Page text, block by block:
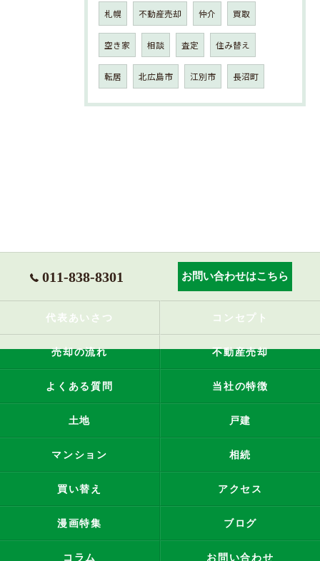
札幌 不動産売却 仲介 買取
空き家 相談 査定 住み替え
転居 北広島市 江別市 長沼町
011-838-8301 お問い合わせはこちら
代表あいさつ コンセプト
売却の流れ 不動産売却
よくある質問 当社の特徴
土地 戸建
マンション 相続
買い替え アクセス
漫画特集 ブログ
コラム お問い合わせ